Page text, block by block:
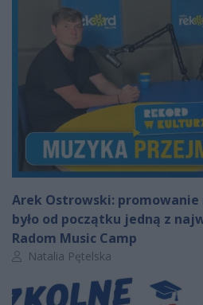
Arek Ostrowski: promowanie
było od początku jedną z
Radom Music Camp
Autor artykułu:
Natalia Pętelska